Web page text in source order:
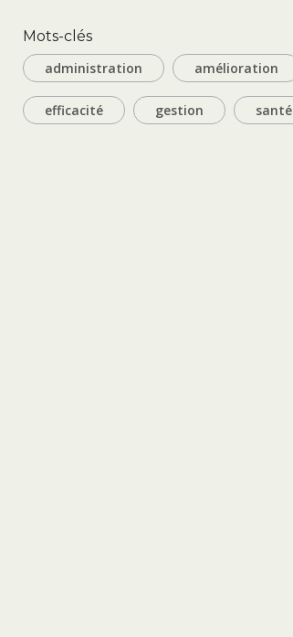
Mots-clés
administration
amélioration
efficacité gestion santé